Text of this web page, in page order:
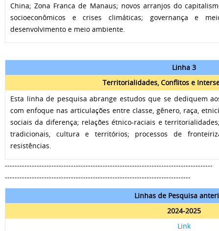
China; Zona Franca de Manaus; novos arranjos do
socioeconômicos e crises climáticas; governança e
desenvolvimento e meio ambiente.
Linha 3
Territorialidades, Conflitos e
Esta linha de pesquisa abrange estudos que se dediquem
com enfoque nas articulações entre classe, gênero, raça,
sociais da diferença; relações étnico-raciais e
tradicionais, cultura e territórios; processos de
resistências.
-------------------------------------------------------------------------------------
----------------------------------------------------------------------------
Linhas de Pesquisa
2024-2025
Link